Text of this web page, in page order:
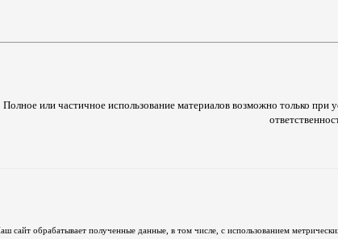
Полное или частичное использование материалов возможно только при
сайт обрабатывает полученные данные, в том числе, с использованием